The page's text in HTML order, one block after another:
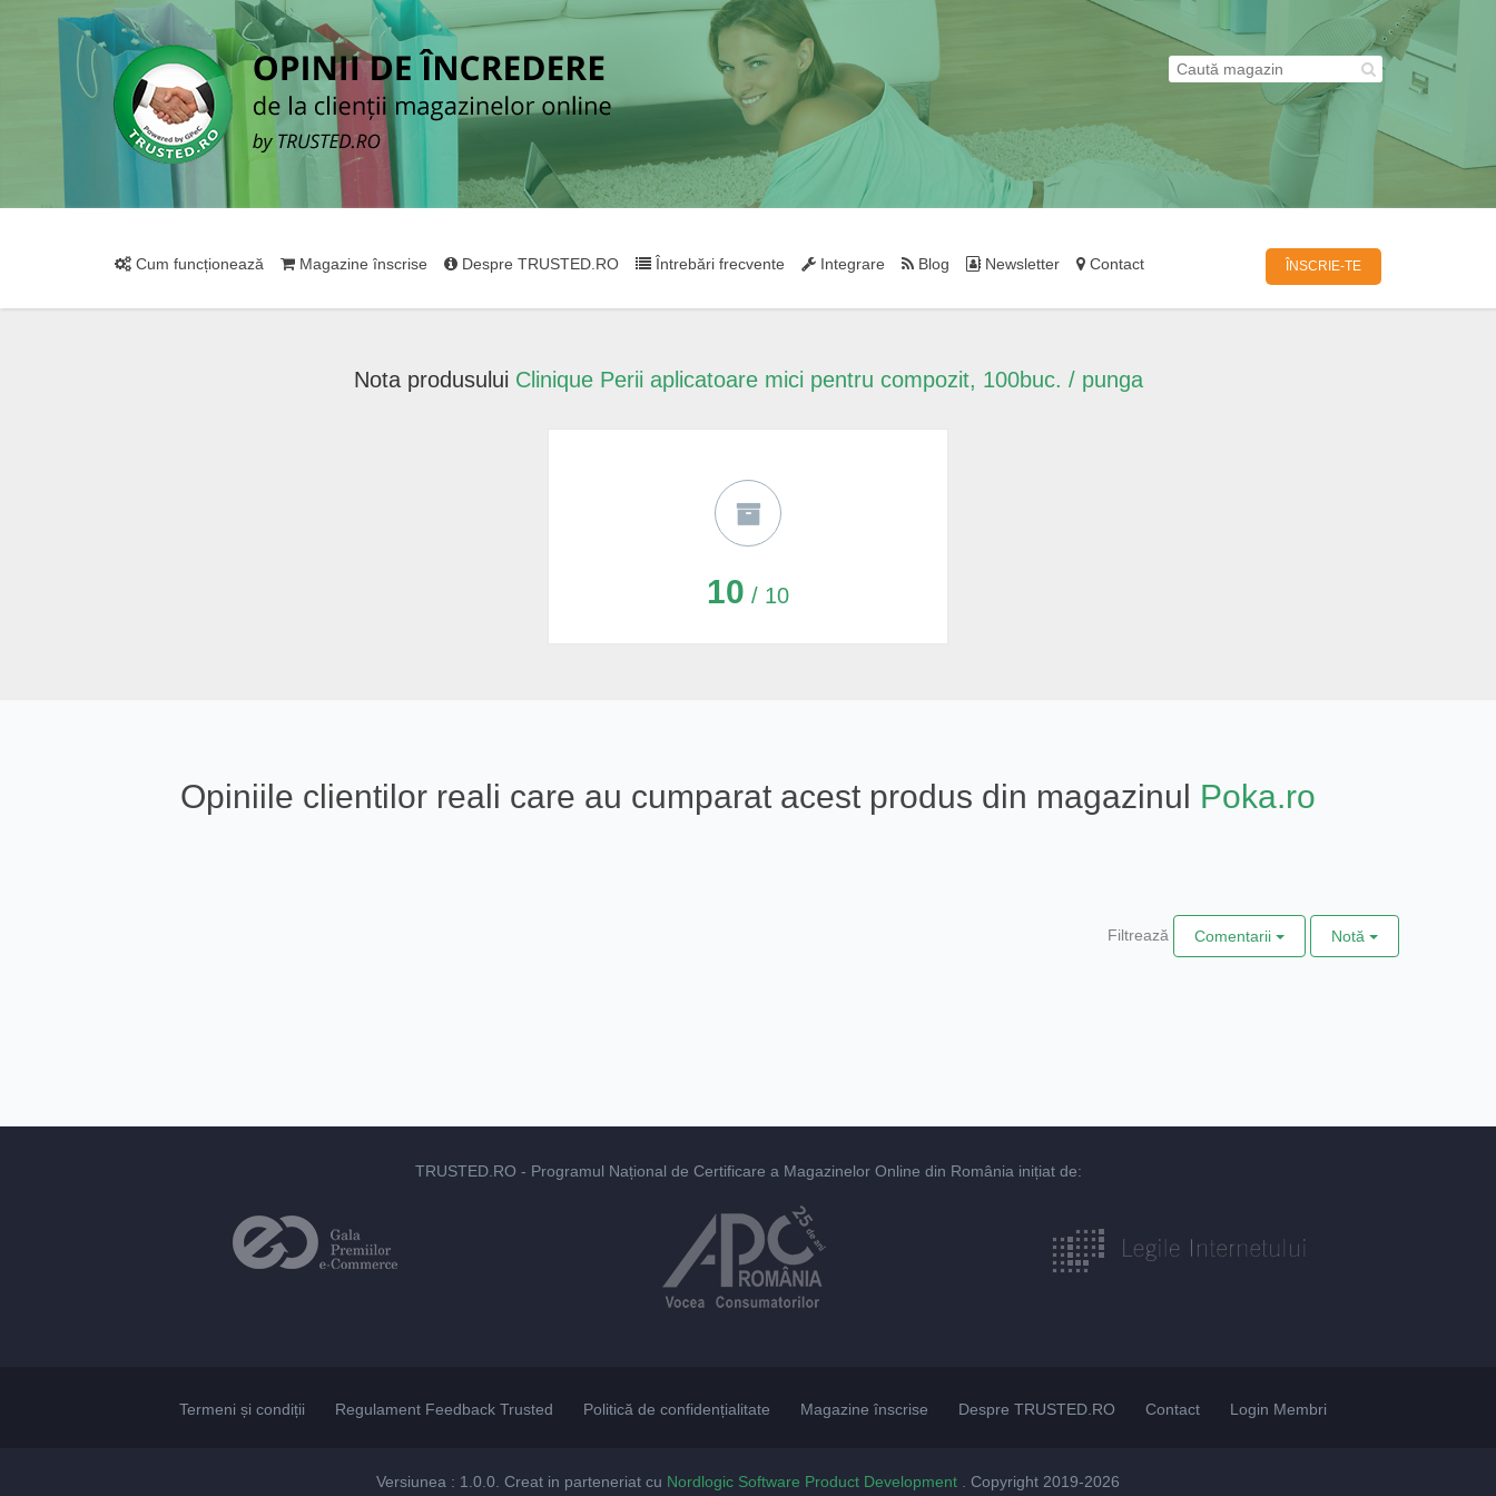
Cum funcționează Magazine înscrise Despre TRUSTED.RO Întrebări frecvente Integrare Blog Newsletter Contact ÎNSCRIE-TE
Nota produsului Clinique Perii aplicatoare mici pentru compozit, 100buc. / punga
10 / 10
Opiniile clientilor reali care au cumparat acest produs din magazinul Poka.ro
Filtrează Comentarii Notă
TRUSTED.RO - Programul Național de Certificare a Magazinelor Online din România inițiat de:
Termeni și condiții Regulament Feedback Trusted Politică de confidențialitate Magazine înscrise Despre TRUSTED.RO Contact Login Membri
Versiunea : 1.0.0. Creat in parteneriat cu Nordlogic Software Product Development . Copyright 2019-2026